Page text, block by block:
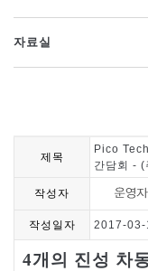
자료실
제목
Pico
간담회 - (
작성자
작성일자 2017-03-
4개의 진성 차